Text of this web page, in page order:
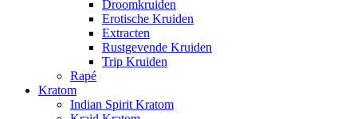
Droomkruiden
Erotische Kruiden
Extracten
Rustgevende Kruiden
Trip Kruiden
Rapé
Kratom
Indian Spirit Kratom